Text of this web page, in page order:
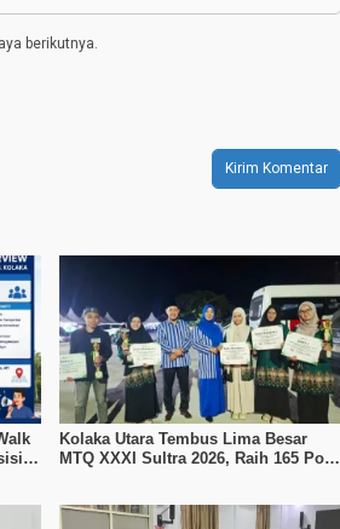
berikutnya.
Kolaka Utara Tembus Lima Besar
MTQ XXXI Sultra 2026, Raih 165 Poin